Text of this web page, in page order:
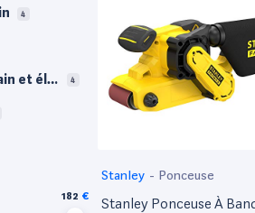
4
et éle
4
182
Stanley - Ponceuse
Stanley Ponceuse À